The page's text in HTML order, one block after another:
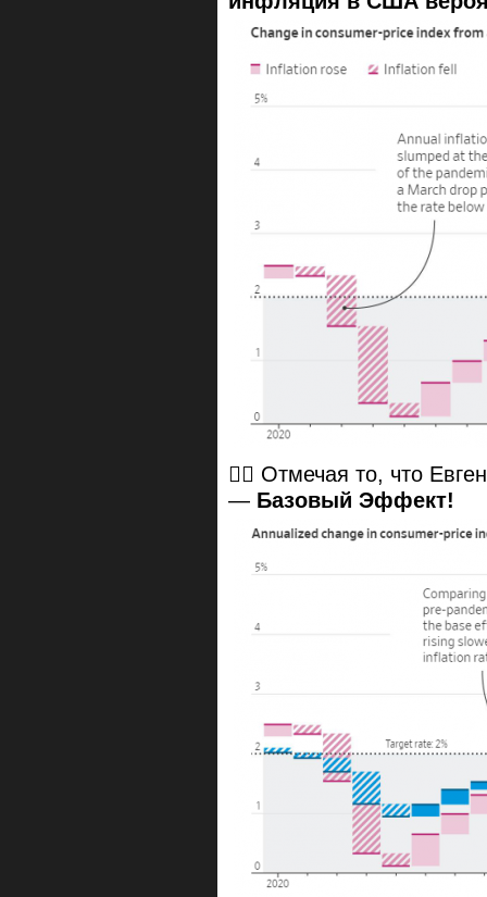
☝🏻 Отмечая то, что
— Базовый Эффект!